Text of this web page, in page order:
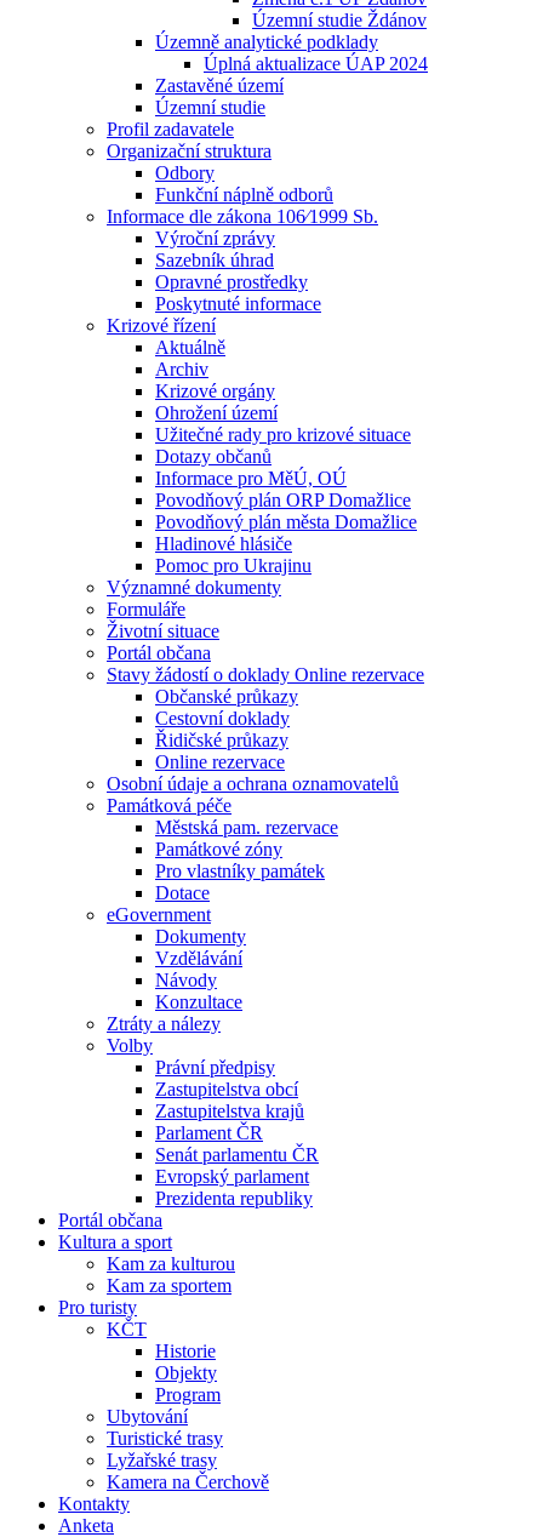
Územní studie Ždánov
Územně analytické podklady
Úplná aktualizace ÚAP 2024
Zastavěné území
Územní studie
Profil zadavatele
Organizační struktura
Odbory
Funkční náplně odborů
Informace dle zákona 106⁄1999 Sb.
Výroční zprávy
Sazebník úhrad
Opravné prostředky
Poskytnuté informace
Krizové řízení
Aktuálně
Archiv
Krizové orgány
Ohrožení území
Užitečné rady pro krizové situace
Dotazy občanů
Informace pro MěÚ, OÚ
Povodňový plán ORP Domažlice
Povodňový plán města Domažlice
Hladinové hlásiče
Pomoc pro Ukrajinu
Významné dokumenty
Formuláře
Životní situace
Portál občana
Stavy žádostí o doklady Online rezervace
Občanské průkazy
Cestovní doklady
Řidičské průkazy
Online rezervace
Osobní údaje a ochrana oznamovatelů
Památková péče
Městská pam. rezervace
Památkové zóny
Pro vlastníky památek
Dotace
eGovernment
Dokumenty
Vzdělávání
Návody
Konzultace
Ztráty a nálezy
Volby
Právní předpisy
Zastupitelstva obcí
Zastupitelstva krajů
Parlament ČR
Senát parlamentu ČR
Evropský parlament
Prezidenta republiky
Portál občana
Kultura a sport
Kam za kulturou
Kam za sportem
Pro turisty
KČT
Historie
Objekty
Program
Ubytování
Turistické trasy
Lyžařské trasy
Kamera na Čerchově
Kontakty
Anketa